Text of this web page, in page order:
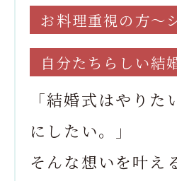
お料理重視の方～
自分たちらしい結
「結婚式はやり
にしたい。」
そんな想いを叶え